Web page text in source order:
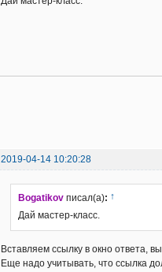
2019-04-14 10:20:28
Bogatikov писал(а): ↑
Дай мастер-класс.
Вставляем ссылку в окно ответа,
Еще надо учитывать, что ссылка